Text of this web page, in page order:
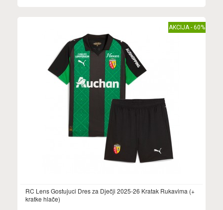
AKCIJA - 60%
RC Lens Gostujuci Dres za Dječji 2025-26 Kratak Rukavima (+
kratke hlače)